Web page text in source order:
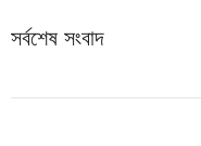
সর্বশেষ সংবাদ